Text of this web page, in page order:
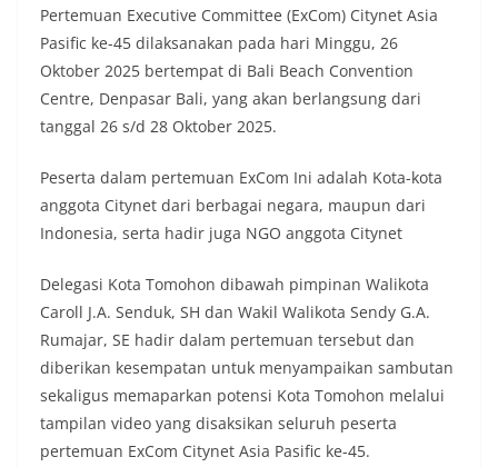
Pertemuan Executive Committee (ExCom) Citynet Asia
Pasific ke-45 dilaksanakan pada hari Minggu, 26
Oktober 2025 bertempat di Bali Beach Convention
Centre, Denpasar Bali, yang akan berlangsung dari
tanggal 26 s/d 28 Oktober 2025.
Peserta dalam pertemuan ExCom Ini adalah Kota-kota
anggota Citynet dari berbagai negara, maupun dari
Indonesia, serta hadir juga NGO anggota Citynet
Delegasi Kota Tomohon dibawah pimpinan Walikota
Caroll J.A. Senduk, SH dan Wakil Walikota Sendy G.A.
Rumajar, SE hadir dalam pertemuan tersebut dan
diberikan kesempatan untuk menyampaikan sambutan
sekaligus memaparkan potensi Kota Tomohon melalui
tampilan video yang disaksikan seluruh peserta
pertemuan ExCom Citynet Asia Pasific ke-45.